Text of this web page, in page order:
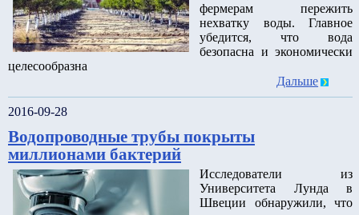
фермерам пережить
нехватку воды. Главное
убедится, что вода
безопасна и экономически
целесообразна
Дальше
2016-09-28
Водопроводные трубы покрыты
миллионами бактерий
Исследователи из
Университета Лунда в
Швеции обнаружили, что